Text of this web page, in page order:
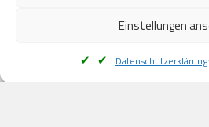
Einstellungen
Datenschutzerklärung